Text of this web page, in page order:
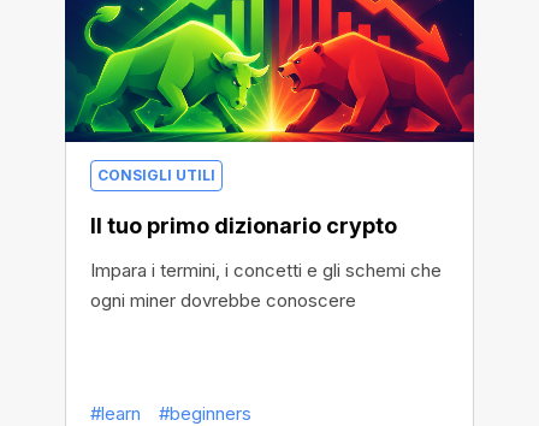
CONSIGLI UTILI
Il tuo primo dizionario crypto
Impara i termini, i concetti e gli schemi che
ogni miner dovrebbe conoscere
#learn #beginners